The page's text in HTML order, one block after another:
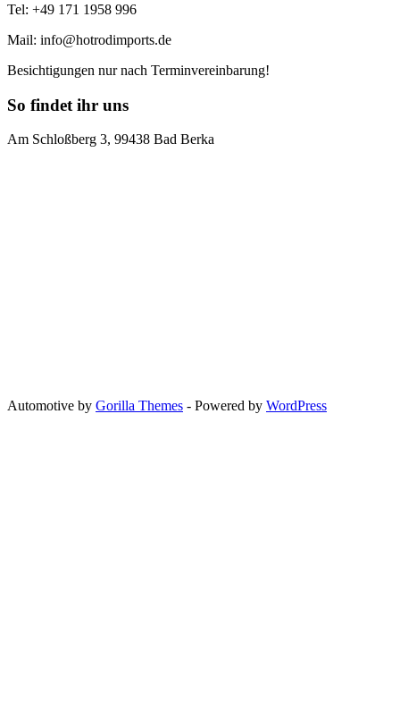
Tel: +49 171 1958 996
Mail: info@hotrodimports.de
Besichtigungen nur nach Terminvereinbarung!
So findet ihr uns
Am Schloßberg 3, 99438 Bad Berka
Automotive by Gorilla Themes - Powered by WordPress